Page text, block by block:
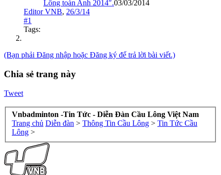
Lông toàn Anh 2014″.03/03/2014
Editor VNB, 26/3/14
#1
Tags:
(Bạn phải Đăng nhập hoặc Đăng ký để trả lời bài viết.)
Chia sẻ trang này
Tweet
Vnbadminton -Tin Tức - Diễn Đàn Cầu Lông Việt Nam
Trang chủ Diễn đàn > Thông Tin Cầu Lông > Tin Tức Cầu
Lông >